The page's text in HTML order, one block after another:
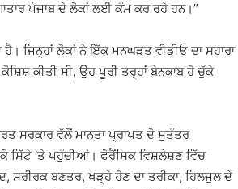
ਪੰਜਾਬ ਦੇ ਲੋਕਾਂ ਲਈ ਕੰਮ ਕਰ ਰਹੇ ਹਨ।”
ਜਿਨ੍ਹਾਂ ਲੋਕਾਂ ਨੇ ਇੱਕ ਮਨਘੜਤ ਵੀਡੀਓ ਦਾ ਸਹਾਰਾ
ਕੀਤੀ ਸੀ, ਉਹ ਪੂਰੀ ਤਰ੍ਹਾਂ ਬੇਨਕਾਬ ਹੋ ਚੁੱਕੇ
ਸਰਕਾਰ ਵੱਲੋਂ ਮਾਨਤਾ ਪ੍ਰਾਪਤ ਦੋ ਸੁਤੰਤਰ
ਸਿੱਟੇ ‘ਤੇ ਪਹੁੰਚੀਆਂ। ਫੋਰੈਂਸਿਕ ਵਿਸ਼ਲੇਸ਼ਣ ਵਿੱਚ
ਸਰੀਰਕ ਬਣਤਰ, ਖੜ੍ਹੇ ਹੋਣ ਦਾ ਤਰੀਕਾ, ਹਿਲਜੁਲ ਦੇ